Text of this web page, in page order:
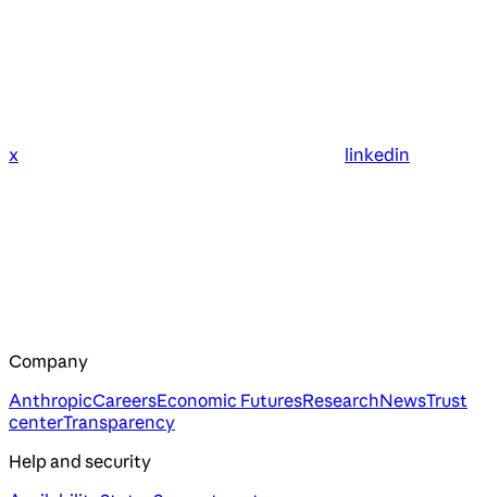
x linkedin
Company
AnthropicCareersEconomic FuturesResearchNewsTrust
centerTransparency
Help and security